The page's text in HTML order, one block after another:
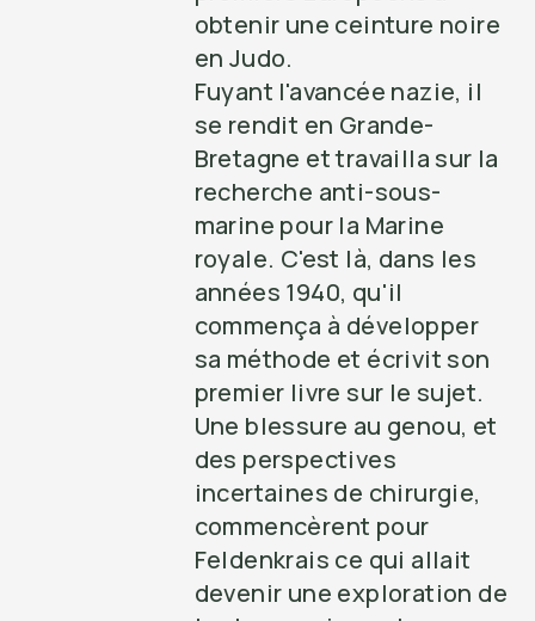
obtenir une ceinture noire
en Judo.
Fuyant l'avancée nazie, il
se rendit en Grande-
Bretagne et travailla sur la
recherche anti-sous-
marine pour la Marine
royale. C'est là, dans les
années 1940, qu'il
commença à développer
sa méthode et écrivit son
premier livre sur le sujet.
Une blessure au genou, et
des perspectives
incertaines de chirurgie,
commencèrent pour
Feldenkrais ce qui allait
devenir une exploration de